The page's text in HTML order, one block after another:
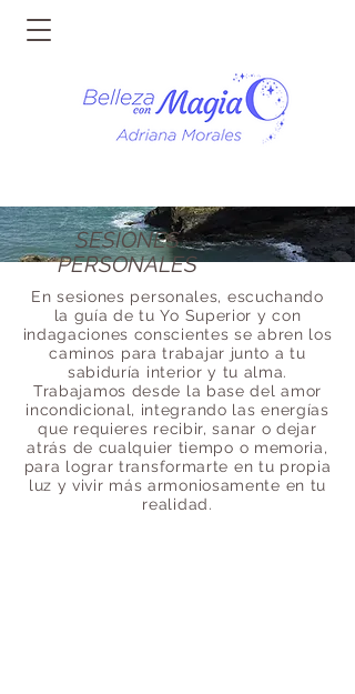
SESIONES
PERSONALES
En sesiones personales, escuchando
la guía de tu Yo Superior y con
indagaciones conscientes se abren los
caminos para trabajar junto a tu
sabiduría interior y tu alma.
Trabajamos desde la base del amor
incondicional, integrando las energías
que requieres recibir, sanar o dejar
atrás de cualquier tiempo o memoria,
para lograr transformarte en tu propia
luz y vivir más armoniosamente en tu
realidad.